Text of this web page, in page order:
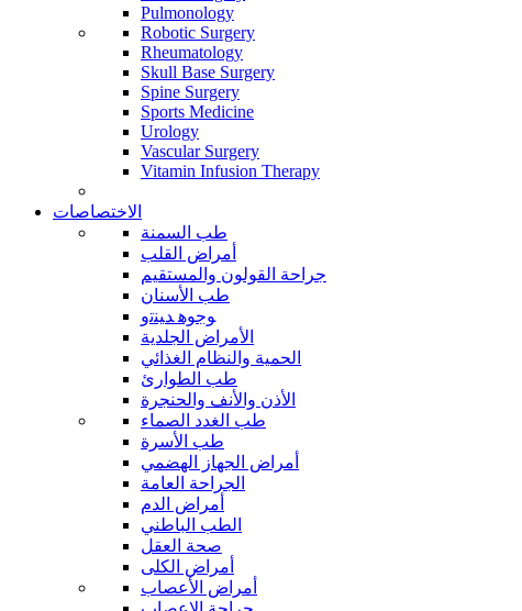
Pulmonology
Robotic Surgery
Rheumatology
Skull Base Surgery
Spine Surgery
Sports Medicine
Urology
Vascular Surgery
Vitamin Infusion Therapy
الاختصاصات
طب السمنة
أمراض القلب
جراحة القولون والمستقيم
طب الأسنان
ﻮﺟﻮﻫ ﺪﻴﻨﺗﻭ
الأمراض الجلدية
الحمية والنظام الغذائي
طب الطوارئ
الأذن والأنف والحنجرة
طب الغدد الصماء
طب الأسرة
أمراض الجهاز الهضمي
الجراحة العامة
أمراض الدم
الطب الباطني
صحة العقل
أمراض الكلى
أمراض الأعصاب